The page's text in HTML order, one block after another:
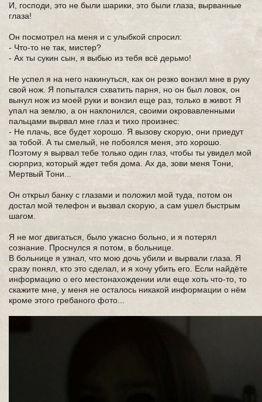
И, господи, это не были шарики, это были глаза, вырванные
глаза!
Он посмотрел на меня и с улыбкой спросил:
- Что-то не так, мистер?
- Ах ты сукин сын, я выбью из тебя всё дерьмо!
Не успел я на него накинуться, как он резко вонзил мне в руку
свой нож. Я попытался схватить парня, но он был ловок, он
вынул нож из моей руки и вонзил еще раз, только в живот. Я
упал на землю, а он наклонился, своими окровавленными
пальцами вырвал мне глаз и тихо произнес:
- Не плачь, все будет хорошо. Я вызову скорую, они приедут
за тобой. А ты смелый, не побоялся меня, это хорошо.
Поэтому я вырвал тебе только один глаз, чтобы ты увидел мой
сюрприз, который ждет тебя дома. Ах да, зови меня Тони,
Мертвый Тони...
Он открыл банку с глазами и положил мой туда, потом он
достал мой телефон и вызвал скорую, а сам ушел быстрым
шагом.
Я не мог двигаться, было ужасно больно, и я потерял
сознание. Проснулся я потом, в больнице.
В больнице я узнал, что мою дочь убили и вырвали глаза. Я
сразу понял, кто это сделал, и я хочу убить его. Если найдёте
информацию о его местонахождении или еще хоть что-то, то
скажите мне, у меня не осталось никакой информации о нём
кроме этого гребаного фото...